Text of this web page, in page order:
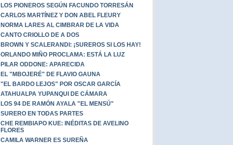
LOS PIONEROS SEGÚN FACUNDO TORRESÁN
CARLOS MARTÍNEZ Y DON ABEL FLEURY
NORMA LARES AL CIMBRAR DE LA VIDA
CANTO CRIOLLO DE A DOS
BROWN Y SCALERANDI: ¡SUREROS SI LOS HAY!
ORLANDO MIÑO PROCLAMA: ESTÁ LA LUZ
PILAR ODDONE: APARECIDA
EL "MBOJERÉ" DE FLAVIO GAUNA
"EL BARDO LEJOS" POR OSCAR GARCÍA
ATAHUALPA YUPANQUI DE CÁMARA
LOS 94 DE RAMÓN AYALA "EL MENSÚ"
SURERO EN TODAS PARTES
CHE REMBIAPO KUE: INÉDITAS DE AVELINO
FLORES
CAMILA WARNER ES SUREÑA